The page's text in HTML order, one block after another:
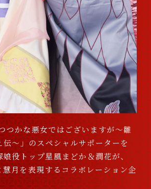
つかな悪女ではございますが～雛
～」のスペシャルサポーターを
役トップ星風まどか＆潤花が、
月を表現するコラボレーション企